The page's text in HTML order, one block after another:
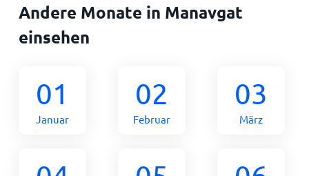
Andere Monate in Manavgat
einsehen
01
Januar
02
Februar
03
März